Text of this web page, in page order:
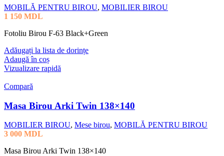
MOBILĂ PENTRU BIROU, MOBILIER BIROU
1 150 MDL
Fotoliu Birou F-63 Black+Green
Adăugați la lista de dorințe
Adaugă în coș
Vizualizare rapidă
Compară
Masa Birou Arki Twin 138×140
MOBILIER BIROU, Mese birou, MOBILĂ PENTRU BIROU
3 000 MDL
Masa Birou Arki Twin 138×140